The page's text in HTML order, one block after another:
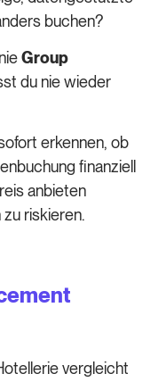
buchen?
Group
du nie wieder
erkennen, ob
finanziell
anbieten
zu riskieren.
vergleicht